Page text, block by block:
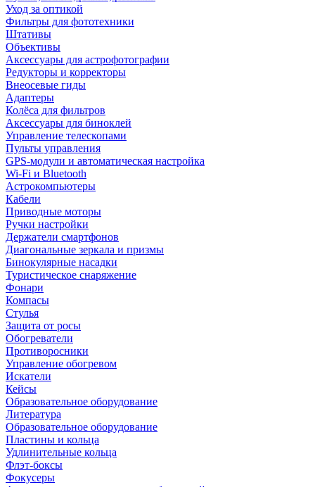
Уход за оптикой
Фильтры для фототехники
Штативы
Объективы
Аксессуары для астрофотографии
Редукторы и корректоры
Внеосевые гиды
Адаптеры
Колёса для фильтров
Аксессуары для биноклей
Управление телескопами
Пульты управления
GPS-модули и автоматическая настройка
Wi-Fi и Bluetooth
Астрокомпьютеры
Кабели
Приводные моторы
Ручки настройки
Держатели смартфонов
Диагональные зеркала и призмы
Бинокулярные насадки
Туристическое снаряжение
Фонари
Компасы
Стулья
Защита от росы
Обогреватели
Противоросники
Управление обогревом
Искатели
Кейсы
Образовательное оборудование
Литература
Образовательное оборудование
Пластины и кольца
Удлинительные кольца
Флэт-боксы
Фокусеры